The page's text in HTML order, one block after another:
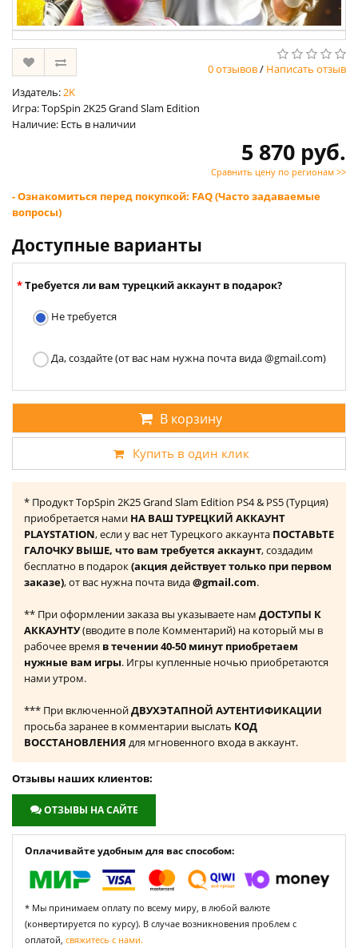
0 отзывов/ Написать отзыв
Издатель:2K
Игра: TopSpin 2K25 Grand Slam Edition
Наличие: Есть в наличии
5 870 руб.
Сравнить цену по регионам >>
- Ознакомиться перед покупкой: FAQ (Часто задаваемые
вопросы)
Доступные варианты
Требуется ли вам турецкий аккаунт в подарок?
Не требуется
Да, создайте (от вас нам нужна почта вида @gmail.com)
В корзину
Купить в один клик
* Продукт TopSpin 2K25 Grand Slam Edition PS4 & PS5 (Турция)
приобретается нами НА ВАШ ТУРЕЦКИЙ АККАУНТ
PLAYSTATION, если у вас нет Турецкого аккаунта ПОСТАВЬТЕ
ГАЛОЧКУ ВЫШЕ, что вам требуется аккаунт, создадим
бесплатно в подарок(акция действует только при первом
заказе), от вас нужна почта вида@gmail.com.
** При оформлении заказа вы указываете нам ДОСТУПЫ К
АККАУНТУ(вводите в поле Комментарий) на который мы в
рабочее время в течении 40-50 минут приобретаем
нужные вам игры. Игры купленные ночью приобретаются
нами утром.
*** При включеннойДВУХЭТАПНОЙ АУТЕНТИФИКАЦИИ
просьба заранее в комментарии выслать КОД
ВОССТАНОВЛЕНИЯ для мгновенного входа в аккаунт.
Отзывы наших клиентов:
ОТЗЫВЫ НА САЙТЕ
Оплачивайте удобным для вас способом:
* Мы принимаем оплату по всему миру, в любой валюте
(конвертируется по курсу). В случае возникновения проблем с
оплатой, свяжитесь с нами.